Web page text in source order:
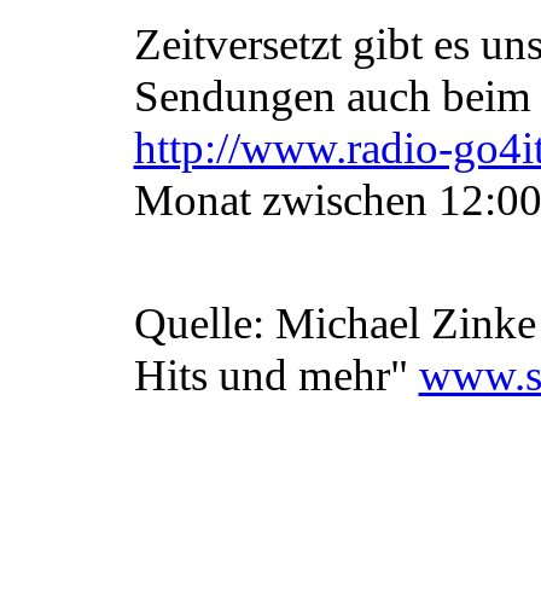
Zeitversetzt gibt es
Sendungen auch
http://www.radio-
Monat zwischen
Quelle: Michael
Hits und mehr"